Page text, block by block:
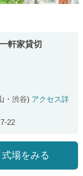
軒家貸切
・渋谷) アクセス詳
22
式場をみる